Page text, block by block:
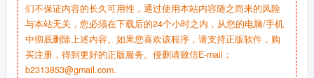
们不保证内容的长久可用性，通过使用本站内容随之而来的风险
与本站无关，您必须在下载后的24个小时之内，从您的电脑/手机
中彻底删除上述内容。如果您喜欢该程序，请支持正版软件，购
买注册，得到更好的正版服务。侵删请致信E-mail：
b2313853@gmail.com.